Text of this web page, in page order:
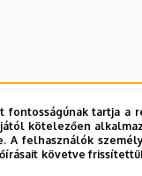
fontosságúnak tartja
kötelezően
A felhasználók
követve